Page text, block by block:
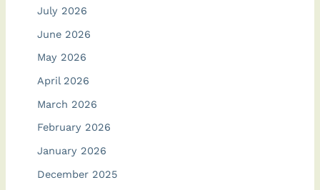
July 2026
June 2026
May 2026
April 2026
March 2026
February 2026
January 2026
December 2025